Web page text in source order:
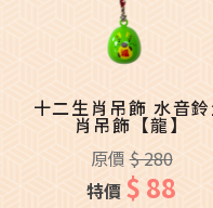
十二生肖吊飾 水音鈴
肖吊飾【龍】
原價$ 280
特價 $ 88